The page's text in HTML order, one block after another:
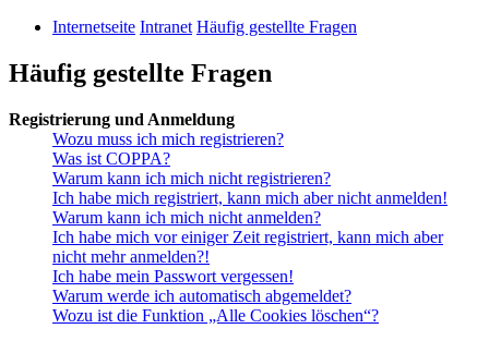
Internetseite Intranet Häufig gestellte Fragen
Häufig gestellte Fragen
Registrierung und Anmeldung
Wozu muss ich mich registrieren?
Was ist COPPA?
Warum kann ich mich nicht registrieren?
Ich habe mich registriert, kann mich aber nicht anmelden!
Warum kann ich mich nicht anmelden?
Ich habe mich vor einiger Zeit registriert, kann mich aber
nicht mehr anmelden?!
Ich habe mein Passwort vergessen!
Warum werde ich automatisch abgemeldet?
Wozu ist die Funktion „Alle Cookies löschen“?